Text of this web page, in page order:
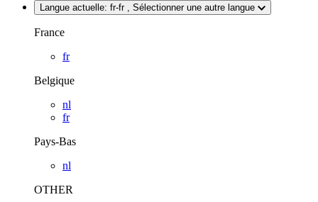
Langue actuelle: fr-fr , Sélectionner une autre langue
France
fr
Belgique
nl
fr
Pays-Bas
nl
OTHER